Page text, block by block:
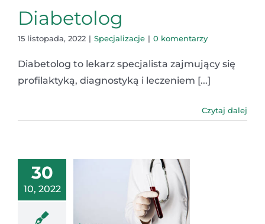
Diabetolog
15 listopada, 2022 | Specjalizacje | 0 komentarzy
Diabetolog to lekarz specjalista zajmujący się
profilaktyką, diagnostyką i leczeniem [...]
Czytaj dalej
30
10, 2022